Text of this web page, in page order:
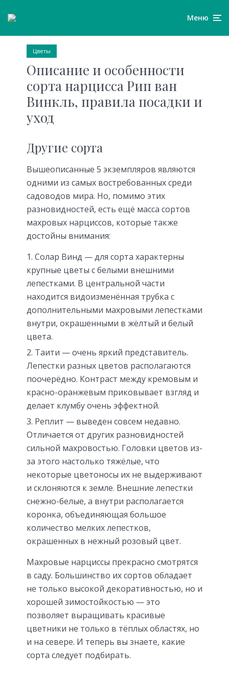
Меню
Цветы
Описание и особенности
сорта нарцисса Рип ван
Винкль, правила посадки и
уход
Другие сорта
Вышеописанные 5 экземпляров являются
одними из самых востребованных среди
садоводов мира. Но, помимо этих
разновидностей, есть ещё масса сортов
махровых нарциссов, которые также
достойны внимания:
Солар Винд — для сорта характерны
крупные цветы с белыми внешними
лепестками. В центральной части
находится видоизменённая трубка с
дополнительными махровыми лепестками
внутри, окрашенными в жёлтый и белый
цвета.
Таити — очень яркий представитель.
Лепестки разных цветов располагаются
поочерёдно. Контраст между кремовым и
красно-оранжевым приковывает взгляд и
делает клумбу очень эффектной.
Реплит — выведен совсем недавно.
Отличается от других разновидностей
сильной махровостью. Головки цветов из-
за этого настолько тяжёлые, что
некоторые цветоносы их не выдерживают
и склоняются к земле. Внешние лепестки
снежно-белые, а внутри располагается
коронка, объединяющая большое
количество мелких лепестков,
окрашенных в нежный розовый цвет.
Махровые нарциссы прекрасно смотрятся
в саду. Большинство их сортов обладает
не только высокой декоративностью, но и
хорошей зимостойкостью — это
позволяет выращивать красивые
цветники не только в тёплых областях, но
и на севере. И теперь вы знаете, какие
сорта следует подбирать.